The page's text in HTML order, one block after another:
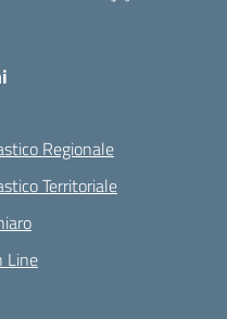
Regionale
Territoriale
Line